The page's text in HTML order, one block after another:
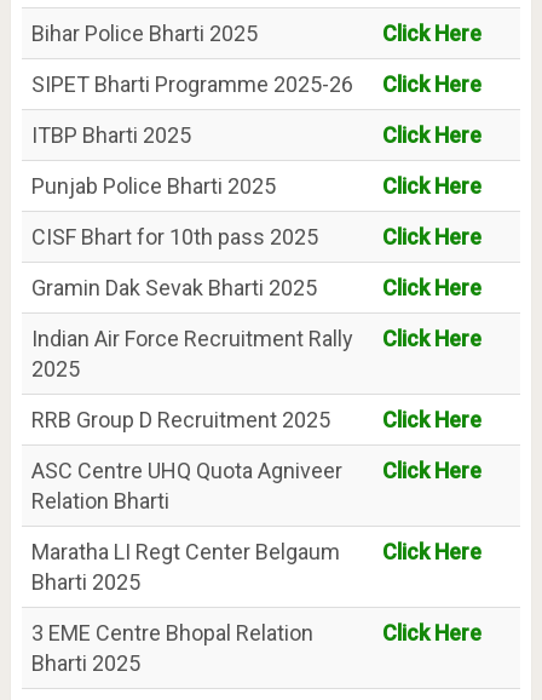
Bihar Police Bharti 2025
Click Here
SIPET Bharti Programme 2025-26
Click Here
ITBP Bharti 2025
Click Here
Punjab Police Bharti 2025
Click Here
CISF Bhart for 10th pass 2025
Click Here
Gramin Dak Sevak Bharti 2025
Click Here
Indian Air Force Recruitment Rally
2025
Click Here
RRB Group D Recruitment 2025
Click Here
ASC Centre UHQ Quota Agniveer
Relation Bharti
Click Here
Maratha LI Regt Center Belgaum
Bharti 2025
Click Here
3 EME Centre Bhopal Relation
Bharti 2025
Click Here